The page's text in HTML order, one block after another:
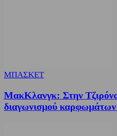
ΜΠΑΣΚΕΤ
ΜακΚλανγκ: Στην
διαγωνισμού